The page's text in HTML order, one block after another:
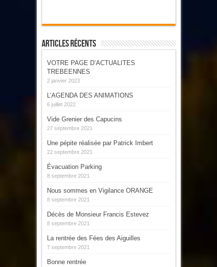
Articles Récents
VOTRE PAGE D’ACTUALITES
TREBEENNES
2 janvier 2023
L’AGENDA DES ANIMATIONS
6 juillet 2022
Vide Grenier des Capucins
27 septembre 2021
Une pépite réalisée par Patrick Imbert
22 septembre 2021
Évacuation Parking
8 septembre 2021
Nous sommes en Vigilance ORANGE
8 septembre 2021
Décès de Monsieur Francis Estevez
8 septembre 2021
La rentrée des Fées des Aiguilles
7 septembre 2021
Bonne rentrée